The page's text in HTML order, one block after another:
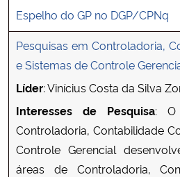
Espelho do GP no DGP/CPNq
Pesquisas em Controladoria,
e Sistemas de Controle
Líder: Vinícius Costa da Silva
Interesses de Pesquisa: O
Controladoria, Contabilidade
Controle Gerencial
áreas de Controladoria,